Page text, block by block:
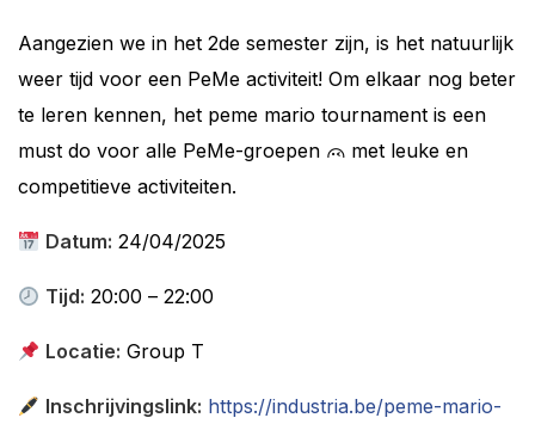
Aangezien we in het 2de semester zijn, is het natuurlijk
weer tijd voor een PeMe activiteit! Om elkaar nog beter
te leren kennen, het peme mario tournament is een
must do voor alle PeMe-groepen
met leuke en
competitieve activiteiten.
Datum: 24/04/2025
Tijd: 20:00 – 22:00
Locatie: Group T
Inschrijvingslink: https://industria.be/peme-mario-